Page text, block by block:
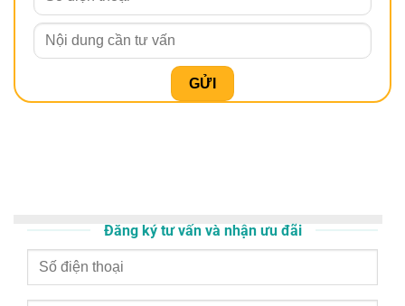
Đăng ký tư vấn và nhận ưu đãi